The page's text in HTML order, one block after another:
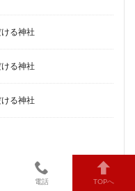
る神社
る神社
る神社
電話 TOPへ